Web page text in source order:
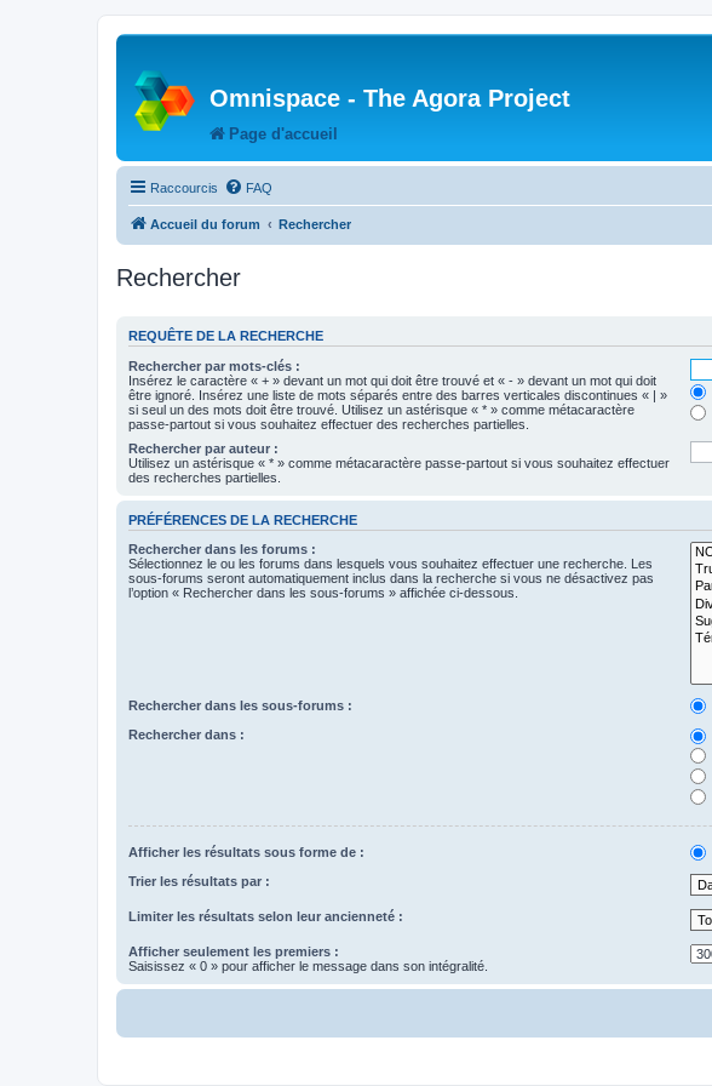
Omnispace - The Agora Project
Page d'accueil
Raccourcis FAQ
Accueil du forum Rechercher
Rechercher
REQUÊTE DE LA RECHERCHE
Rechercher par mots-clés :
Insérez le caractère « + » devant un mot qui doit être trouvé et « - » devant un mot qui doit
être ignoré. Insérez une liste de mots séparés entre des barres verticales discontinues « | »
si seul un des mots doit être trouvé. Utilisez un astérisque « * » comme métacaractère
passe-partout si vous souhaitez effectuer des recherches partielles.
Rechercher par auteur :
Utilisez un astérisque « * » comme métacaractère passe-partout si vous souhaitez effectuer
des recherches partielles.
PRÉFÉRENCES DE LA RECHERCHE
Rechercher dans les forums :
Sélectionnez le ou les forums dans lesquels vous souhaitez effectuer une recherche. Les
sous-forums seront automatiquement inclus dans la recherche si vous ne désactivez pas
l’option « Rechercher dans les sous-forums » affichée ci-dessous.
Rechercher dans les sous-forums :
Rechercher dans :
Afficher les résultats sous forme de :
Trier les résultats par :
Limiter les résultats selon leur ancienneté :
Afficher seulement les premiers :
Saisissez « 0 » pour afficher le message dans son intégralité.